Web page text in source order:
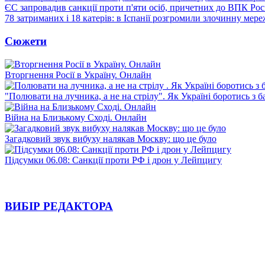
ЄС запровадив санкції проти п'яти осіб, причетних до ВПК
78 затриманих і 18 катерів: в Іспанії розгромили злочинну
Сюжети
Вторгнення Росії в Україну. Онлайн
"Полювати на лучника, а не на стрілу". Як Україні боротись з
Війна на Близькому Сході. Онлайн
Загадковий звук вибуху налякав Москву: що це було
Підсумки 06.08: Санкції проти РФ і дрон у Лейпцигу
ВИБІР РЕДАКТОРА